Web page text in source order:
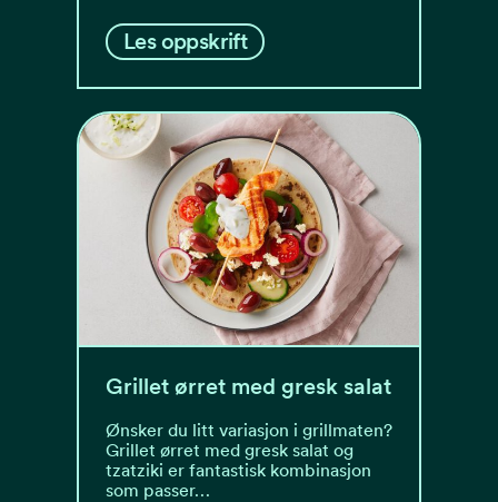
Les oppskrift
Grillet ørret med gresk salat
Ønsker du litt variasjon i grillmaten?
Grillet ørret med gresk salat og
tzatziki er fantastisk kombinasjon
som passer…